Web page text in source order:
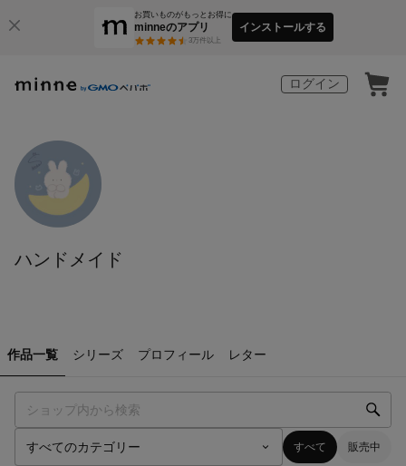
お買いものがもっとお得に
minneのアプリ
3万件以上
インストールする
ログイン
ハンドメイド
作品一覧 シリーズ プロフィール レター
すべて 販売中